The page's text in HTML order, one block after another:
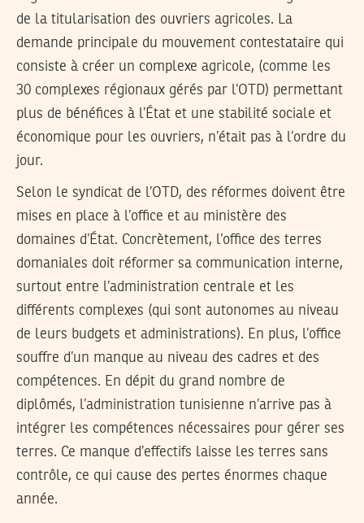
de la titularisation des ouvriers agricoles. La
demande principale du mouvement contestataire qui
consiste à créer un complexe agricole, (comme les
30 complexes régionaux gérés par l’OTD) permettant
plus de bénéfices à l’État et une stabilité sociale et
économique pour les ouvriers, n’était pas à l’ordre du
jour.
Selon le syndicat de l’OTD, des réformes doivent être
mises en place à l’office et au ministère des
domaines d’État. Concrètement, l’office des terres
domaniales doit réformer sa communication interne,
surtout entre l’administration centrale et les
différents complexes (qui sont autonomes au niveau
de leurs budgets et administrations). En plus, l’office
souffre d’un manque au niveau des cadres et des
compétences. En dépit du grand nombre de
diplômés, l’administration tunisienne n’arrive pas à
intégrer les compétences nécessaires pour gérer ses
terres. Ce manque d’effectifs laisse les terres sans
contrôle, ce qui cause des pertes énormes chaque
année.